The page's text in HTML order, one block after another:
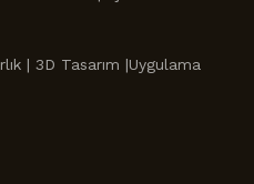
| 3D Tasarım |Uygulama